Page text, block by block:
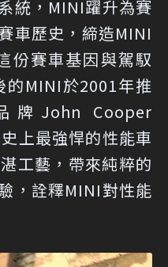
統，MINI躍升為賽
車歷史，締造MINI
份賽車基因與駕馭
的MINI於2001年推
John Cooper
上最強悍的性能車
工藝，帶來純粹的
，詮釋MINI對性能